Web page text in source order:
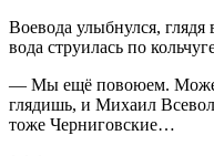
Воевода улыбнулся, глядя
вода струилась по
— Мы ещё повоюем.
глядишь, и Михаил
тоже Черниговские…